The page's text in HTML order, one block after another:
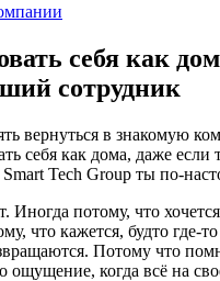
себя как
сотрудник
вернуться в знакомую
Smart Tech Group ты по-
Иногда потому, что
что кажется, будто где-
Потому что
ощущение, когда всё на